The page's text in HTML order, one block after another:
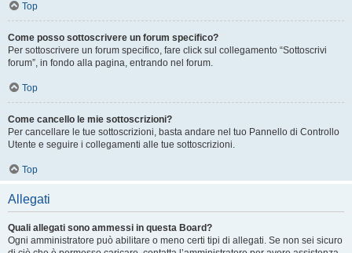
Top
Come posso sottoscrivere un forum specifico?
Per sottoscrivere un forum specifico, fare click sul collegamento “Sottoscrivi
forum”, in fondo alla pagina, entrando nel forum.
Top
Come cancello le mie sottoscrizioni?
Per cancellare le tue sottoscrizioni, basta andare nel tuo Pannello di Controllo
Utente e seguire i collegamenti alle tue sottoscrizioni.
Top
Allegati
Quali allegati sono ammessi in questa Board?
Ogni amministratore può abilitare o meno certi tipi di allegati. Se non sei sicuro